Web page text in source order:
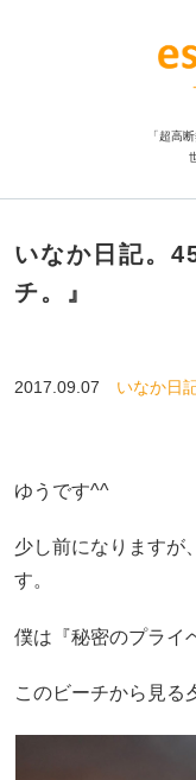
「超高
いなか日記。
チ。』
2017.09.07 いなか日
ゆうです^^
少し前になりますが
す。
僕は『秘密のプライ
このビーチから見る